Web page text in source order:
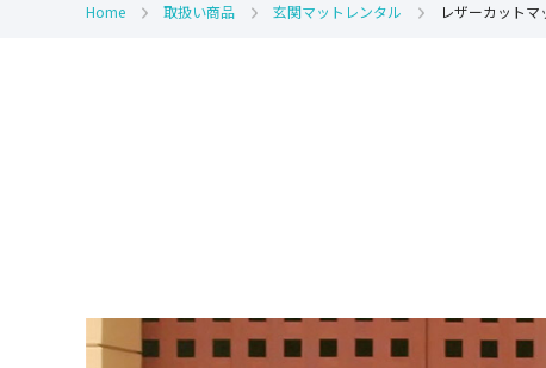
Home 取扱い商品 玄関マットレンタル レザーカットマ